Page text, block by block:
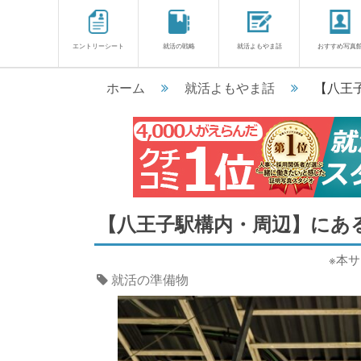
エントリーシート 就活の戦略 就活よもやま話 おすすめ写真
ホーム 就活よもやま話 【八
【八王子駅構内・周辺】に
※本
就活の準備物